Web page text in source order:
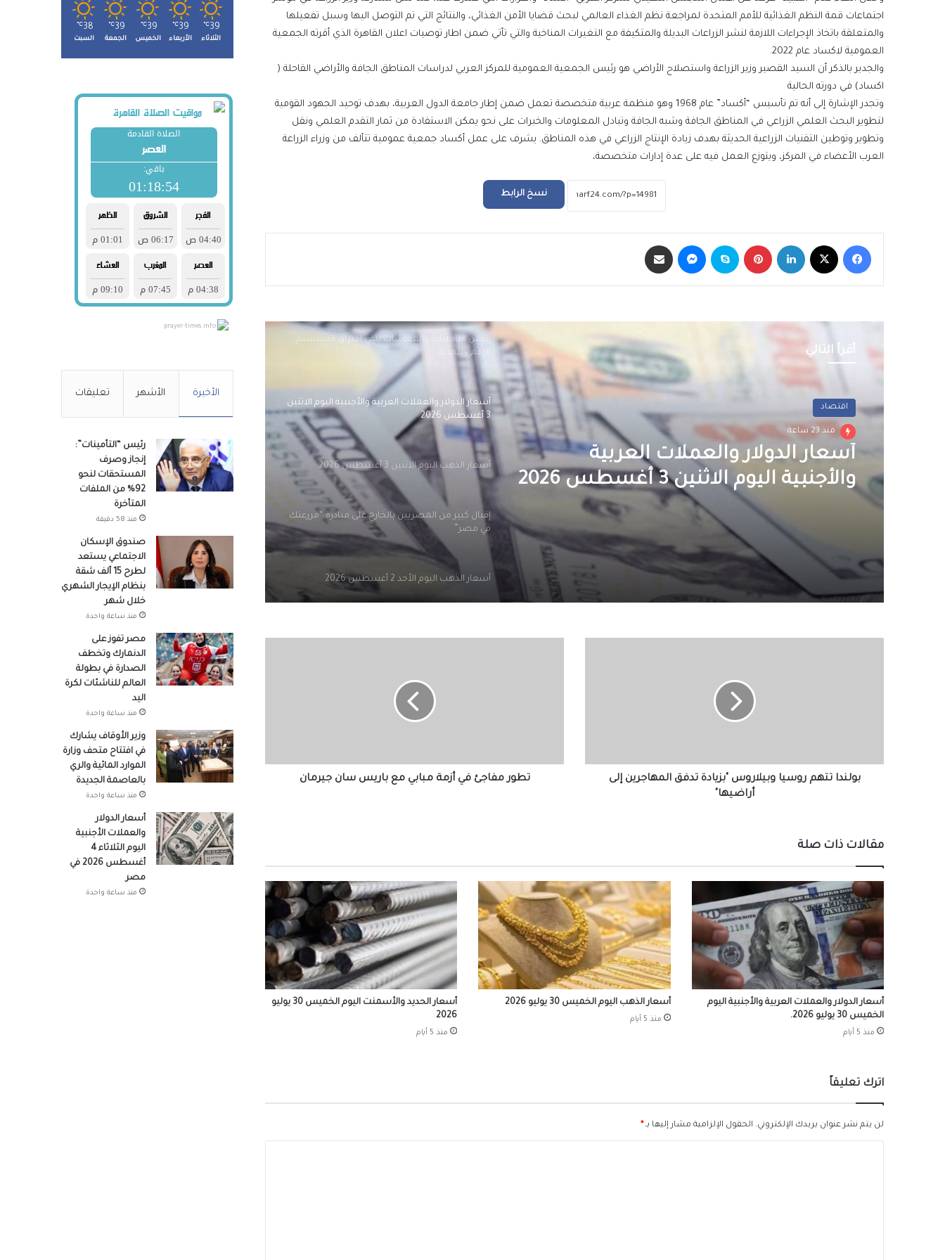
اجتماعات قمة النظم الغذائية للأمم المتحدة لمراجعة نظم الغذاء العالمي لبحث قضايا الأمن الغذائي، والنتائج التي تم التوصل اليها وسبل تفعيلها
والمتعلقة باتخاذ الإجراءات اللازمة لنشر الزراعات البديلة والمتكيفة مع التغيرات المناخية والتي تأتي ضمن اطار توصيات اعلان القاهرة الذي أقرته الجمعية
العمومية لاكساد عام 2022.
والجدير بالذكر أن السيد القصير وزير الزراعة واستصلاح الأراضي هو رئيس الجمعية العمومية للمركز العربي لدراسات المناطق الجافة والأراضي القاحلة (
اكساد) في دورته الحالية
وتجدر الإشارة إلى أنه تم تأسيس “أكساد” عام 1968 وهو منظمة عربية متخصصة تعمل ضمن إطار جامعة الدول العربية، بهدف توحيد الجهود القومية
لتطوير البحث العلمي الزراعي في المناطق الجافة وشبه الجافة وتبادل المعلومات والخبرات على نحو يمكن الاستفادة من ثمار التقدم العلمي ونقل
وتطوير وتوطين التقنيات الزراعية الحديثة بهدف زيادة الإنتاج الزراعي في هذه المناطق. يشرف على عمل أكساد جمعية عمومية تتألف من وزراء الزراعة
العرب الأعضاء في المركز، ويتوزع العمل فيه على عدة إدارات متخصصة،
نسخ الرابط
فيسبوك لينكدإن بينتيريست سكايب ماسنجر
أقرأ التالي
اقتصاد
منذ 23 ساعة
أسعار الدولار والعملات العربية
والأجنبية اليوم الاثنين 3 أغسطس 2026
أسعار الذهب اليوم السبت 1 أغسطس 2026
السبت 1 أغسطس 2026
رئيس التأمينات والمعاشات ينفي اختراق السيستم
الرقمي للهيئة
أسعار الدولار والعملات العربية والأجنبية اليوم الاثنين
3 أغسطس 2026
أسعار الذهب اليوم الاثنين 3 أغسطس 2026
إقبال كبير من المصريين بالخارج على مبادرة “مزرعتك
في مصر”
أسعار الذهب اليوم الأحد 2 أغسطس 2026
أسعار الدولار والعملات العربية والأجنبية اليوم
استمرار النشاط التشغيلي بميناء دمياط بكفاءة
كاملة
رئيس التأمينات والمعاشات ينفي اختراق السيستم
الرقمي للهيئة
أسعار الدولار والعملات العربية والأجنبية اليوم الاثنين
أراضيها"
بولندا تتهم روسيا وبيلاروس "بزيادة تدفق المهاجرين إلى
أراضيها"
جيرمان
تطور مفاجئ في أزمة مبابي مع باريس سان جيرمان
مقالات ذات صلة
أسعار الدولار والعملات العربية والأجنبية اليوم
الخميس 30 يوليو 2026.
منذ 5 أيام
أسعار الذهب اليوم الخميس 30 يوليو 2026
منذ 5 أيام
أسعار الحديد والأسمنت اليوم الخميس 30 يوليو
2026
منذ 5 أيام
اترك تعليقاً
لن يتم نشر عنوان بريدك الإلكتروني. الحقول الإلزامية مشار إليها بـ *
39
℃
الثلاثاء
39
℃
الأربعاء
39
℃
الخميس
39
℃
الجمعة
38
℃
السبت
prayer-times.info
الأخيرة الأشهر تعليقات
رئيس “التأمينات”:
إنجاز وصرف
المستحقات لنحو
92% من الملفات
المتأخرة
منذ 58 دقيقة
صندوق الإسكان
الاجتماعي يستعد
لطرح 15 ألف شقة
بنظام الإيجار الشهري
خلال شهر
منذ ساعة واحدة
مصر تفوز على
الدنمارك وتخطف
الصدارة في بطولة
العالم للناشئات لكرة
اليد
منذ ساعة واحدة
وزير الأوقاف يشارك
في افتتاح متحف وزارة
الموارد المائية والري
بالعاصمة الجديدة
منذ ساعة واحدة
أسعار الدولار
والعملات الأجنبية
اليوم الثلاثاء 4
أغسطس 2026 في
مصر
منذ ساعة واحدة